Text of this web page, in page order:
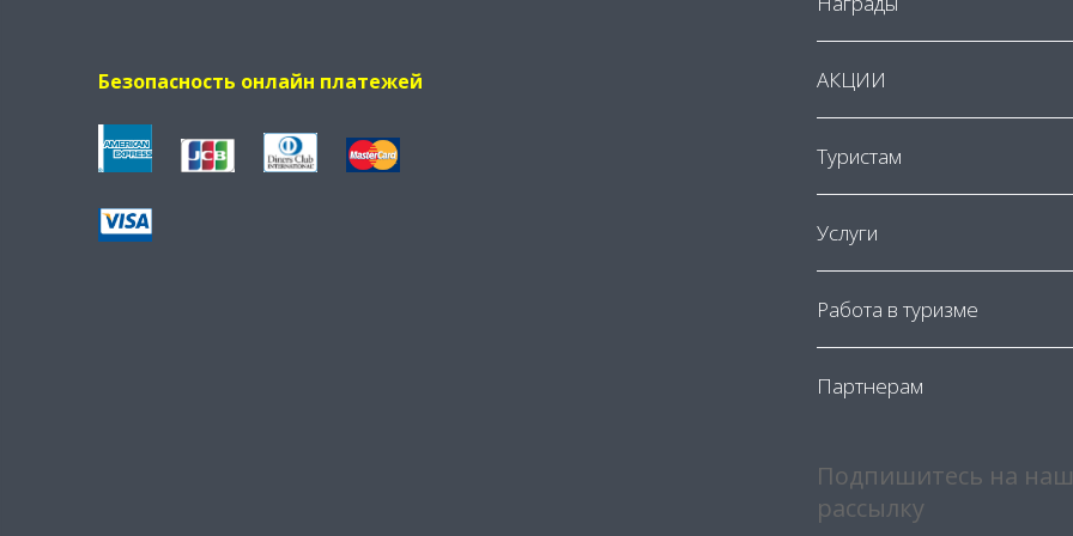
Безопасность онлайн платежей АКЦИИ
Туристам
Услуги
Работа в туризме
Партнерам
Подпишитесь на
рассылку